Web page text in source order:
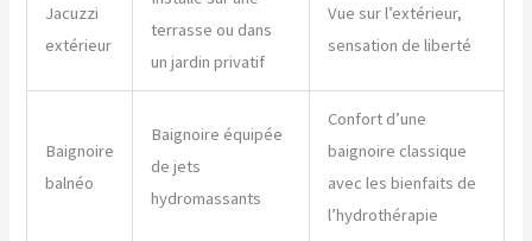
Jacuzzi
extérieur
terrasse ou dans
un jardin privatif
Vue sur l’extérieur,
sensation de liberté
Baignoire
balnéo
Baignoire équipée
de jets
hydromassants
Confort d’une
baignoire classique
avec les bienfaits de
l’hydrothérapie